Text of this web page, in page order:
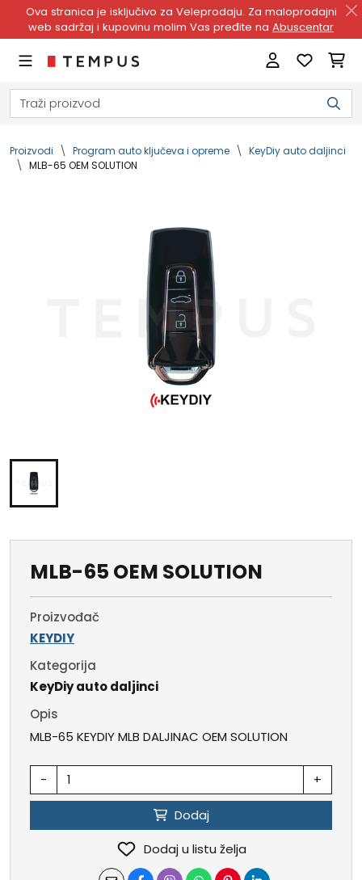
Ova stranica je isključivo za Veleprodaju. Za maloprodajni
web sadržaj i kupovinu molim Vas pređite na Abuscentar
Proizvodi Program auto ključeva i opreme
KeyDiy auto daljinci
MLB-65 OEM SOLUTION
MLB-65 OEM SOLUTION
Proizvođač
KEYDIY
Kategorija
KeyDiy auto daljinci
Opis
MLB-65 KEYDIY MLB DALJINAC OEM SOLUTION
- +
Dodaj
Dodaj u listu želja